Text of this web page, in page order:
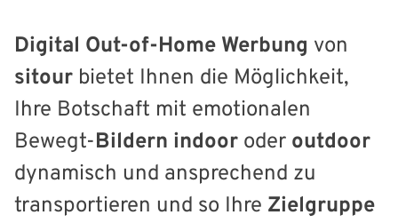
Digital Out-of-Home Werbung von
sitour bietet Ihnen die Möglichkeit,
Ihre Botschaft mit emotionalen
Bewegt-Bildern indoor oder outdoor
dynamisch und ansprechend zu
transportieren und so Ihre Zielgruppe